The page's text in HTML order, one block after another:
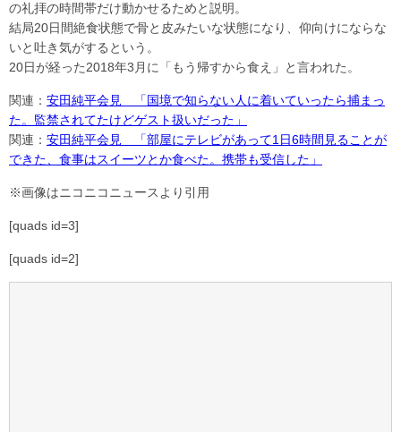
の礼拝の時間帯だけ動かせるためと説明。
結局20日間絶食状態で骨と皮みたいな状態になり、仰向けにならな
いと吐き気がするという。
20日が経った2018年3月に「もう帰すから食え」と言われた。
関連： 安田純平会見 「国境で知らない人に着いていったら捕まっ
た。監禁されてたけどゲスト扱いだった」
関連： 安田純平会見 「部屋にテレビがあって1日6時間見ることが
できた、食事はスイーツとか食べた。携帯も受信した」
※画像はニコニコニュースより引用
[quads id=3]
[quads id=2]